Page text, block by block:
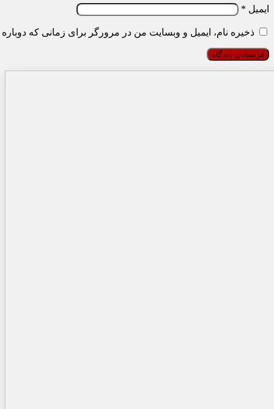
ایمیل *
ذخیره نام، ایمیل و وبسایت من در مرورگر برای زمانی که